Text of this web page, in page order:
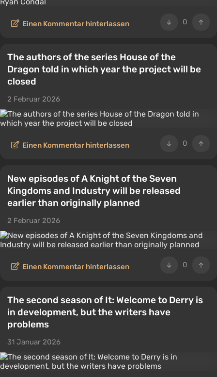
0
Einen Kommentar hinterlassen
The authors of the series House of the
Dragon told in which year the project will be
closed
2 Februar 2026
0
Einen Kommentar hinterlassen
New episodes of A Knight of the Seven
Kingdoms and Industry will be released
earlier than originally planned
2 Februar 2026
0
Einen Kommentar hinterlassen
The second season of It: Welcome to Derry is
in development, but the writers have
problems
31 Januar 2026